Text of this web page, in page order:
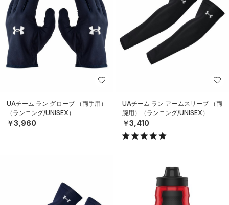
UAチーム ラン グローブ （両手用）
（ランニング/UNISEX）
￥3,960
UAチーム ラン アームスリーブ （両
腕用）（ランニング/UNISEX）
￥3,410